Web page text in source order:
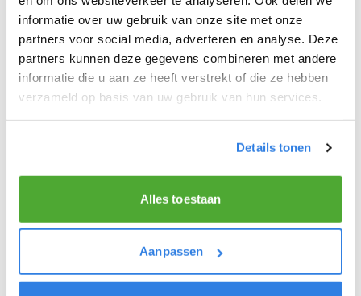
informatie over uw gebruik van onze site met onze
partners voor social media, adverteren en analyse. Deze
partners kunnen deze gegevens combineren met andere
informatie die u aan ze heeft verstrekt of die ze hebben
verzameld op basis van uw gebruik van hun services.
Details tonen
Alles toestaan
Aanpassen
We hope you can get started soon and wish you
the best of luck! 🚴‍♂️💨